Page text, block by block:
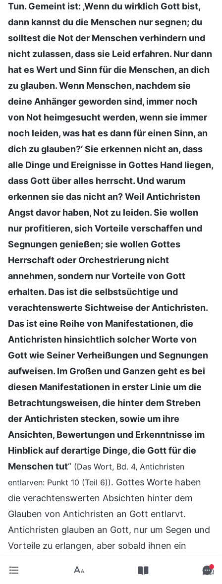
Tun. Gemeint ist: ‚Wenn du wirklich Gott bist,
dann kannst du die Menschen nur segnen; du
solltest die Not der Menschen verhindern und
nicht zulassen, dass sie Leid erfahren. Nur dann
hat es Wert und Sinn für die Menschen, an dich
zu glauben. Wenn Menschen, nachdem sie
deine Anhänger geworden sind, immer noch
von Not heimgesucht werden, wenn sie immer
noch leiden, was hat es dann für einen Sinn, an
dich zu glauben?‘ Sie erkennen nicht an, dass
alle Dinge und Ereignisse in Gottes Hand liegen,
dass Gott über alles herrscht. Und warum
erkennen sie das nicht an? Weil Antichristen
Angst davor haben, Not zu leiden. Sie wollen
nur profitieren, sich Vorteile verschaffen und
Segnungen genießen; sie wollen Gottes
Herrschaft oder Orchestrierung nicht
annehmen, sondern nur Vorteile von Gott
erhalten. Das ist die selbstsüchtige und
verachtenswerte Sichtweise der Antichristen.
Das ist eine Reihe von Manifestationen, die
Antichristen hinsichtlich solcher Worte von
Gott wie Seiner Verheißungen und Segnungen
aufweisen. Im Großen und Ganzen geht es bei
diesen Manifestationen in erster Linie um die
Betrachtungsweisen, die hinter dem Streben
der Antichristen stecken, sowie um ihre
Ansichten, Bewertungen und Erkenntnisse im
Hinblick auf derartige Dinge, die Gott für die
Menschen tut“ (Das Wort, Bd. 4, Antichristen
entlarven: Punkt 10 (Teil 6)). Gottes Worte haben
die verachtenswerten Absichten hinter dem
Glauben von Antichristen an Gott entlarvt.
Antichristen glauben an Gott, nur um Segen und
Vorteile zu erlangen, aber sobald ihnen ein
und verraten Ihn. Alles, was sie tun, geschieht in